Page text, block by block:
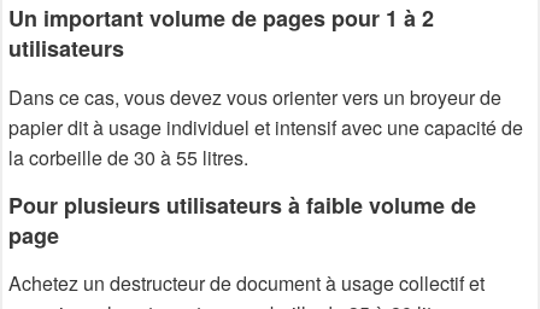
Un important volume de pages pour 1 à 2
utilisateurs
Dans ce cas, vous devez vous orienter vers un broyeur de
papier dit à usage individuel et intensif avec une capacité de
la corbeille de 30 à 55 litres.
Pour plusieurs utilisateurs à faible volume de
page
Achetez un destructeur de document à usage collectif et